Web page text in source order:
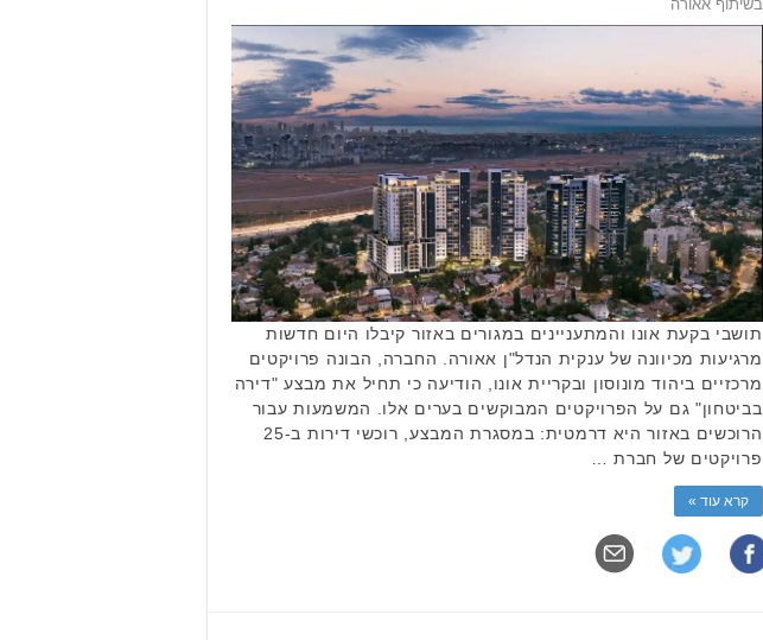
בשיתוף אאורה
תושבי בקעת אונו והמתעניינים במגורים באזור קיבלו היום חדשות
מרגיעות מכיוונה של ענקית הנדל"ן אאורה. החברה, הבונה פרויקטים
מרכזיים ביהוד מונוסון ובקריית אונו, הודיעה כי תחיל את מבצע "דירה
בביטחון" גם על הפרויקטים המבוקשים בערים אלו. המשמעות עבור
הרוכשים באזור היא דרמטית: במסגרת המבצע, רוכשי דירות ב-25
פרויקטים של חברת …
קרא עוד »